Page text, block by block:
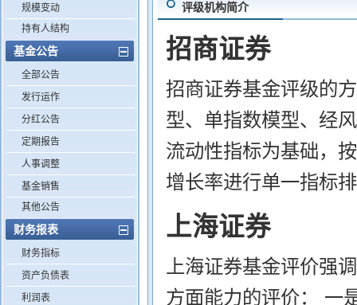
规模变动
持有人结构
基金公告
全部公告
发行运作
分红公告
定期报告
人事调整
基金销售
其他公告
财务报表
财务指标
资产负债表
利润表
评级机构简介
招商证券
招商证券基金评级的
型、单指数模型、经
流动性指标为基础，
增长率进行单一指标
上海证券
上海证券基金评价强
方面能力的评价： 一